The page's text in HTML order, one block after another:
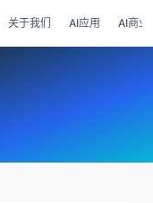
关于我们 AI应用 AI商业